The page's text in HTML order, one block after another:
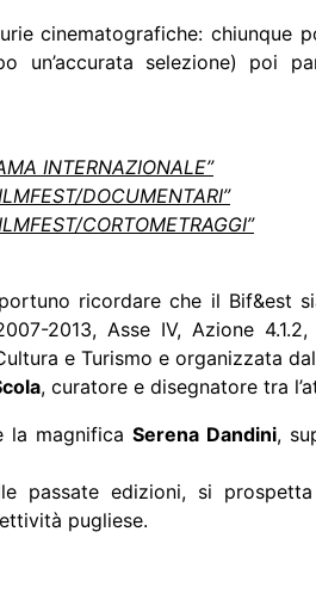
cinematografiche: chiunque
un’accurata selezione) poi
INTERNAZIONALE”
DOCUMENTARI”
CORTOMETRAGGI”
ricordare che il Bif&est
2013, Asse IV, Azione
e Turismo e organizzata
, curatore e disegnatore tra
la magnifica Serena Dandini,
passate edizioni, si
pugliese.